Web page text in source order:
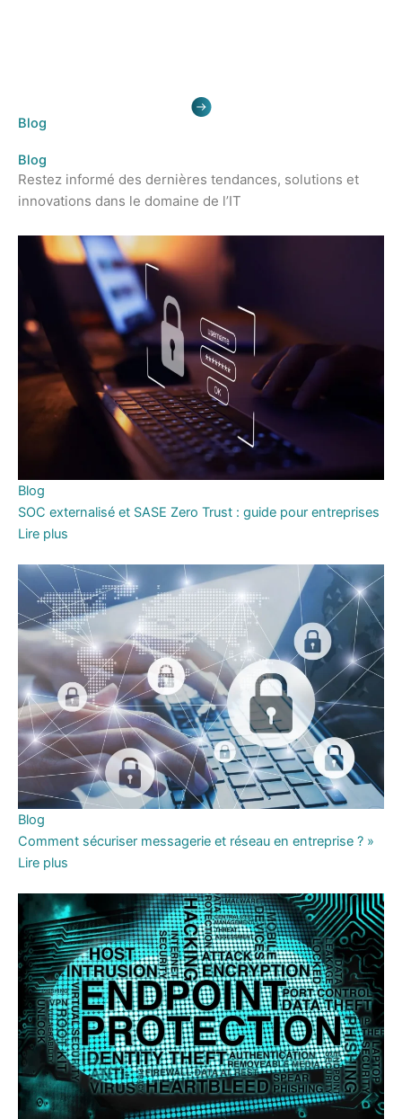
Blog
Blog
Restez informé des dernières tendances, solutions et
innovations dans le domaine de l’IT
Blog
SOC externalisé et SASE Zero Trust : guide pour entreprises
Lire plus
Blog
Comment sécuriser messagerie et réseau en entreprise ? »
Lire plus